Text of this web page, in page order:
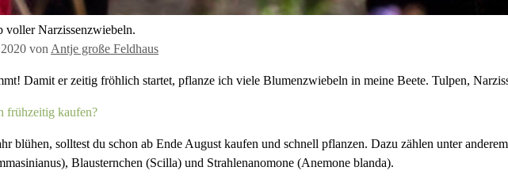
voller Narzissenzwiebeln.
von Antje große Feldhaus
Damit er zeitig fröhlich startet, pflanze ich viele Blumenzwiebeln in meine Beete. Tulpen,
frühzeitig kaufen?
blühen, solltest du schon ab Ende August kaufen und schnell pflanzen. Dazu zählen unter
Blausternchen (Scilla) und Strahlenanomone (Anemone blanda).